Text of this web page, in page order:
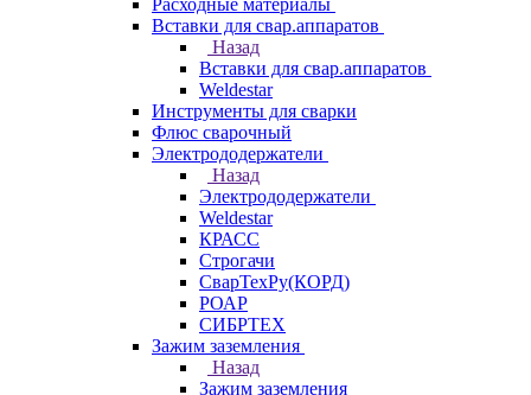
Расходные материалы
Вставки для свар.аппаратов
Назад
Вставки для свар.аппаратов
Weldestar
Инструменты для сварки
Флюс сварочный
Электрододержатели
Назад
Электрододержатели
Weldestar
КРАСС
Строгачи
СварТехРу(КОРД)
РОАР
СИБРТЕХ
Зажим заземления
Назад
Зажим заземления